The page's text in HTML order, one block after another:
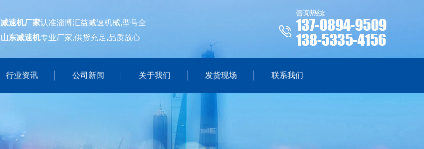
减速机厂家认准淄博汇益减速机械,型号全
山东减速机专业厂家,供货充足,品质放心
行业资讯 公司新闻 关于我们 发货现场 联系我们